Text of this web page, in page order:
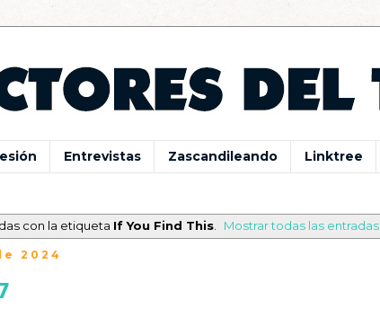
Entrevistas Zascandileando Linktree
con la etiqueta If You Find This. Mostrar todas las entradas
2024